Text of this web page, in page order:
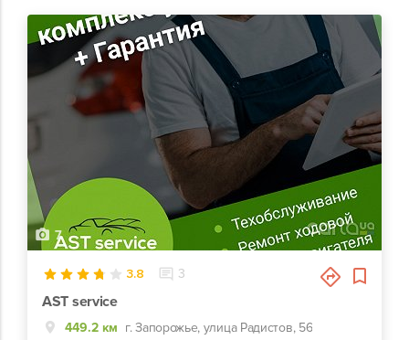
7
3.8 3
AST service
449.2 км г. Запорожье, улица Радистов, 56